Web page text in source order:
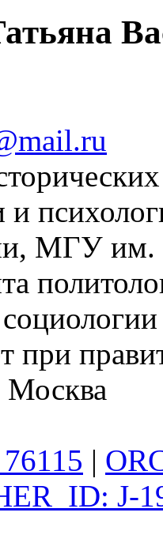
и
МГУ
при
Москва
|
J-